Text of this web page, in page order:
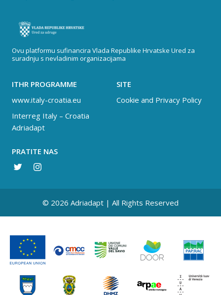
Ovu platformu sufinancira Vlada Republike Hrvatske Ured za
suradnju s nevladinim organizacijama
ITHR PROGRAMME
www.italy-croatia.eu
Interreg Italy – Croatia
Adriadapt
SITE
Cookie and Privacy Policy
PRATITE NAS
© 2026 Adriadapt | All Rights Reserved